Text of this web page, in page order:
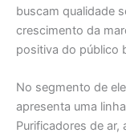
buscam qualidade
crescimento da
positiva do público
No segmento de
apresenta uma
Purificadores de